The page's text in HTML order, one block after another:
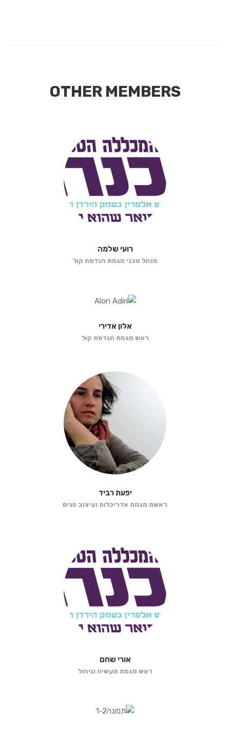
OTHER MEMBERS
רועי שלמה
מנהל טכני מגמת הנדסת קול
אלון אדירי
ראש מגמת הנדסת קול
יפעת רביד
ראשת מגמת אדריכלות ועיצוב פנים
אורי שחם
ראש מגמת תעשיה וניהול